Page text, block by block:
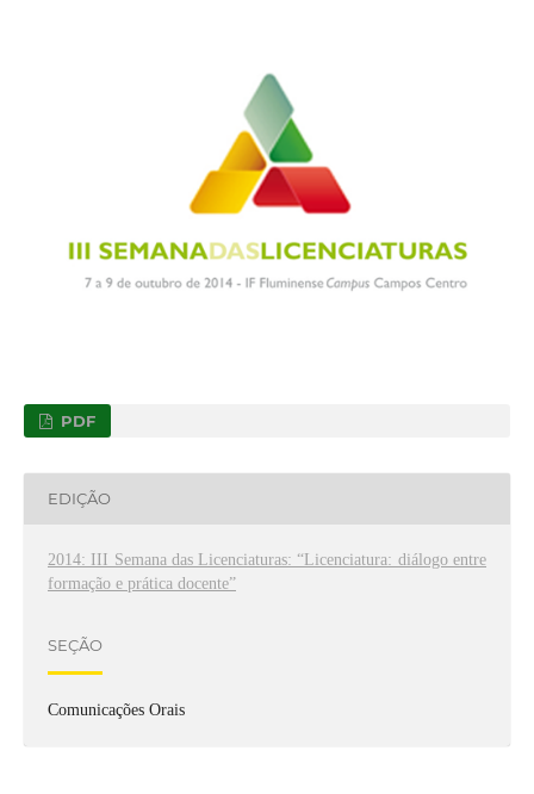
PDF
EDIÇÃO
2014: III Semana das Licenciaturas: “Licenciatura: diálogo entre
formação e prática docente”
SEÇÃO
Comunicações Orais